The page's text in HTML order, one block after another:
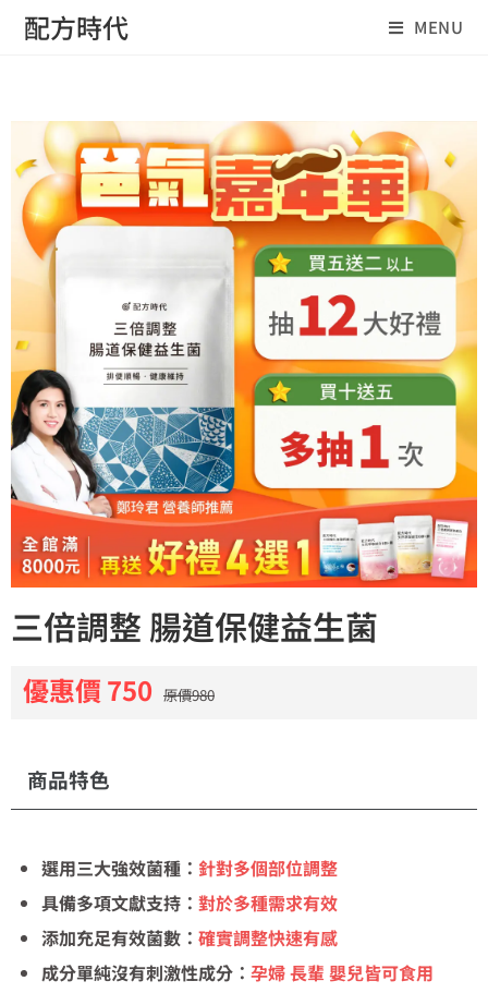
配方時代 MENU
三倍調整 腸道保健益生菌
優惠價 750 原價980
商品特色
選用三大強效菌種： 針對多個部位調整
具備多項文獻支持： 對於多種需求有效
添加充足有效菌數： 確實調整快速有感
成分單純沒有刺激性成分： 孕婦 長輩 嬰兒皆可食用